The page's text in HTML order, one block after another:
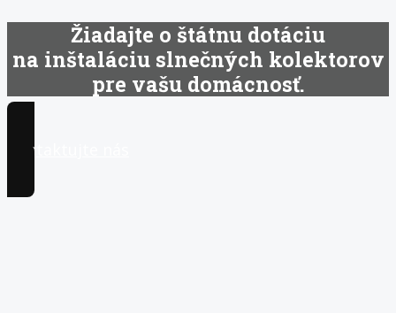
Žiadajte o štátnu dotáciu
na inštaláciu slnečných kolektorov
pre vašu domácnosť.
Kontaktujte nás